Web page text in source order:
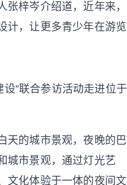
梓岑介绍道，近年来，
计，让更多青少年在游览
”联合参访活动走进位于
的城市景观，夜晚的巴
城市景观，通过灯光艺
文化体验于一体的夜间文